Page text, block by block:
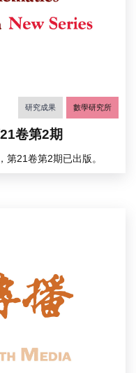
研究成果 數學研究所
卷第2期
21卷第2期已出版。